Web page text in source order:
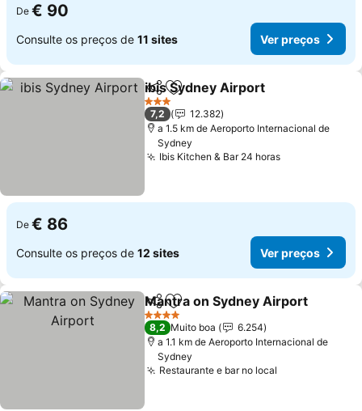
De € 90
Consulte os preços de 11 sites Ver preços
PartilharAdicionar aos favoritos
ibis Sydney Airport
3 Estrelas
7,2
12.382
a 1.5 km de Aeroporto Internacional de
Sydney
Ibis Kitchen & Bar 24 horas
De € 86
Consulte os preços de 12 sites Ver preços
PartilharAdicionar aos favoritos
Mantra on Sydney Airport
4 Estrelas
8,2 Muito boa
6.254
a 1.1 km de Aeroporto Internacional de
Sydney
Restaurante e bar no local